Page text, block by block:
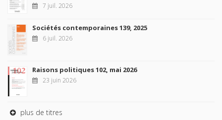
7 juil. 2026
Sociétés contemporaines 139, 2025
6 juil. 2026
Raisons politiques 102, mai 2026
23 juin 2026
plus de titres